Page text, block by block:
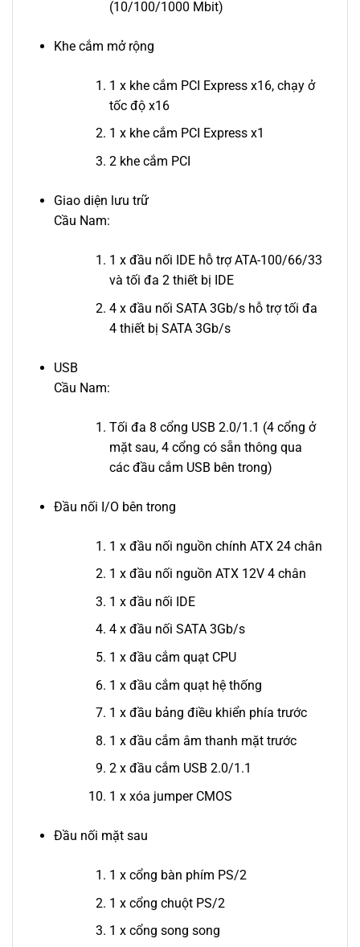
(10/100/1000 Mbit)
Khe cắm mở rộng
1 x khe cắm PCI Express x16, chạy ở
tốc độ x16
1 x khe cắm PCI Express x1
2 khe cắm PCI
Giao diện lưu trữ
Cầu Nam:
1 x đầu nối IDE hỗ trợ ATA-100/66/33
và tối đa 2 thiết bị IDE
4 x đầu nối SATA 3Gb/s hỗ trợ tối đa
4 thiết bị SATA 3Gb/s
USB
Cầu Nam:
Tối đa 8 cổng USB 2.0/1.1 (4 cổng ở
mặt sau, 4 cổng có sẵn thông qua
các đầu cắm USB bên trong)
Đầu nối I/O bên trong
1 x đầu nối nguồn chính ATX 24 chân
1 x đầu nối nguồn ATX 12V 4 chân
1 x đầu nối IDE
4 x đầu nối SATA 3Gb/s
1 x đầu cắm quạt CPU
1 x đầu cắm quạt hệ thống
1 x đầu bảng điều khiển phía trước
1 x đầu cắm âm thanh mặt trước
2 x đầu cắm USB 2.0/1.1
1 x xóa jumper CMOS
Đầu nối mặt sau
1 x cổng bàn phím PS/2
1 x cổng chuột PS/2
1 x cổng song song